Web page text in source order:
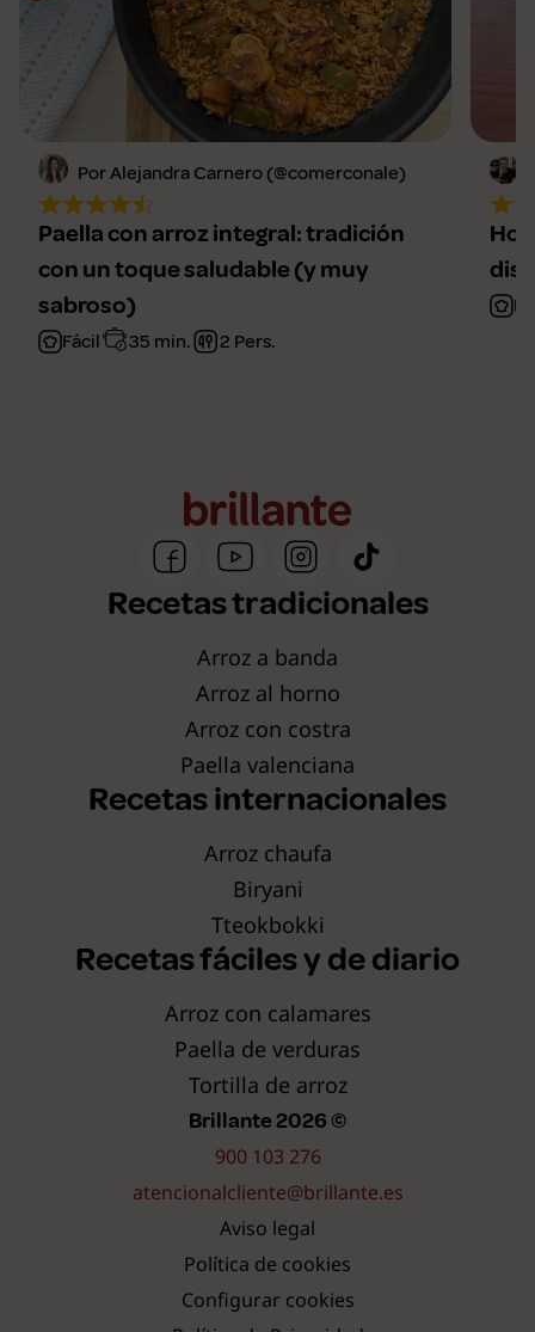
Por Alejandra Carnero (@comerconale)
Paella con arroz integral: tradición
con un toque saludable (y muy
sabroso)
Fácil 35 min. 2 Pers.
Recetas tradicionales
Arroz a banda
Arroz al horno
Arroz con costra
Paella valenciana
Recetas internacionales
Arroz chaufa
Biryani
Tteokbokki
Recetas fáciles y de diario
Arroz con calamares
Paella de verduras
Tortilla de arroz
Brillante 2026 ©
900 103 276
atencionalcliente@brillante.es
Aviso legal
Política de cookies
Configurar cookies